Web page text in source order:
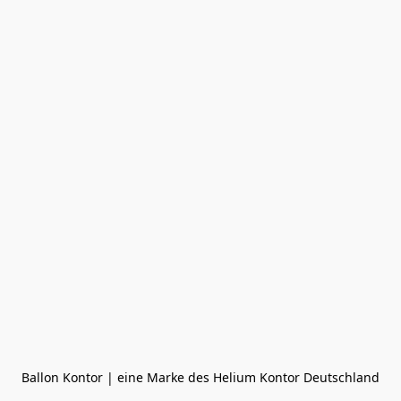
Ballon Kontor | eine Marke des Helium Kontor Deutschland